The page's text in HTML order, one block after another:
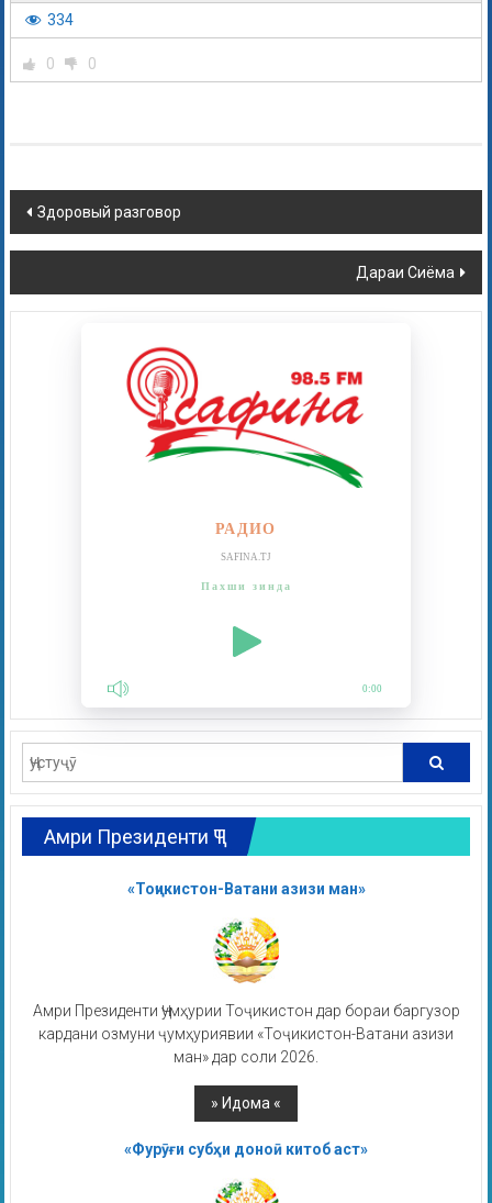
334
0 0
Здоровый разговор
Дараи Сиёма
РАДИО
SAFINA.TJ
Пахши зинда
0:00
Амри Президенти ҶТ
«Тоҷикистон-Ватани азизи ман»
Амри Президенти Ҷумҳурии Тоҷикистон дар бораи баргузор
кардани озмуни ҷумҳуриявии «Тоҷикистон-Ватани азизи
ман» дар соли 2026.
«Фурӯғи субҳи доноӣ китоб аст»